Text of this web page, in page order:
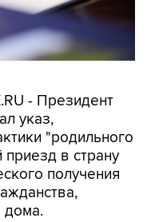
- Президент
указ,
"родильного
в страну
получения
дома.